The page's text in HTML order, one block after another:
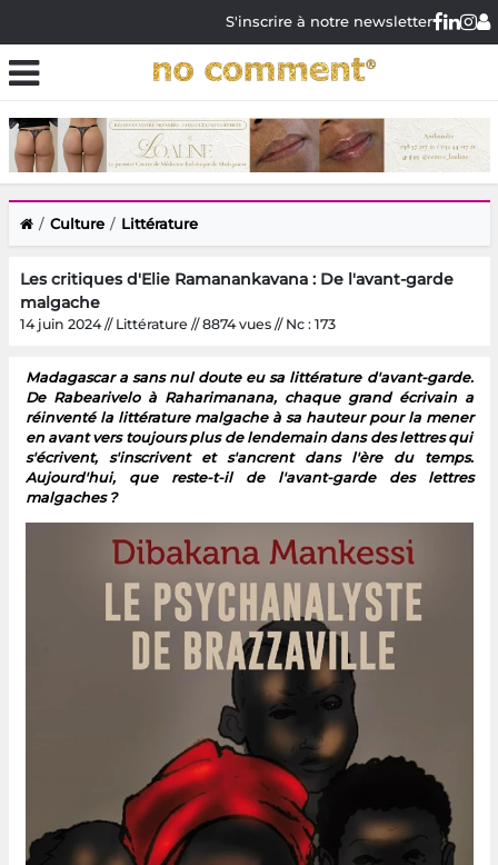
S'inscrire à notre newsletter
Culture Littérature
Les critiques d'Elie Ramanankavana : De l'avant-garde
malgache
14 juin 2024 // Littérature // 8874 vues // Nc : 173
Madagascar a sans nul doute eu sa littérature d'avant-garde.
De Rabearivelo à Raharimanana, chaque grand écrivain a
réinventé la littérature malgache à sa hauteur pour la mener
en avant vers toujours plus de lendemain dans des lettres qui
s'écrivent, s'inscrivent et s'ancrent dans l'ère du temps.
Aujourd'hui, que reste-t-il de l'avant-garde des lettres
malgaches ?